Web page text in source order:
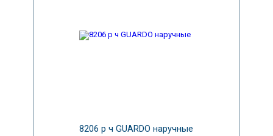
8206 р ч GUARDO наручные